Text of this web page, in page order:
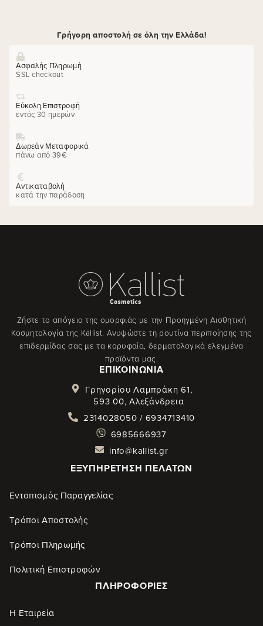
Γρήγορη αποστολή σε όλη την Ελλάδα!
Ασφαλής Πληρωμή
SSL checkout
Εύκολη Επιστροφή
εντός 30 ημερών
Δωρεάν Μεταφορικά
πάνω από 39€
Αντικαταβολή
κατά την παράδοση
Ζήστε το απόγειο της ομορφιάς με την Προηγμένη Αισθητική
Κοσμητολογία της Kallist. Ανυψώστε τη ρουτίνα περιποίησης της
επιδερμίδας σας με τα κορυφαία, δερματολογικά ελεγμένα
προϊόντα μας.
ΕΠΙΚΟΙΝΩΝΊΑ
Γρηγορίου Λαμπράκη 61,
593 00, Αλεξάνδρεια
2314028050 / 6934713410
6985666937
info@kallist.gr
ΕΞΥΠΗΡΈΤΗΣΗ ΠΕΛΑΤΏΝ
Εντοπισμός Παραγγελίας
Τρόποι Αποστολής
Τρόποι Πληρωμής
Πολιτική Επιστροφών
ΠΛΗΡΟΦΟΡΊΕΣ
Η Εταιρεία